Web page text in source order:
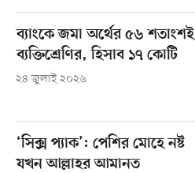
ব্যাংকে জমা অর্থের ৫৬ শতাংশই
ব্যক্তিশ্রেণির, হিসাব ১৭ কোটি
২৪ জুলাই ২০২৬
‘সিক্স প্যাক’: পেশির মোহে নষ্ট
যখন আল্লাহর আমানত